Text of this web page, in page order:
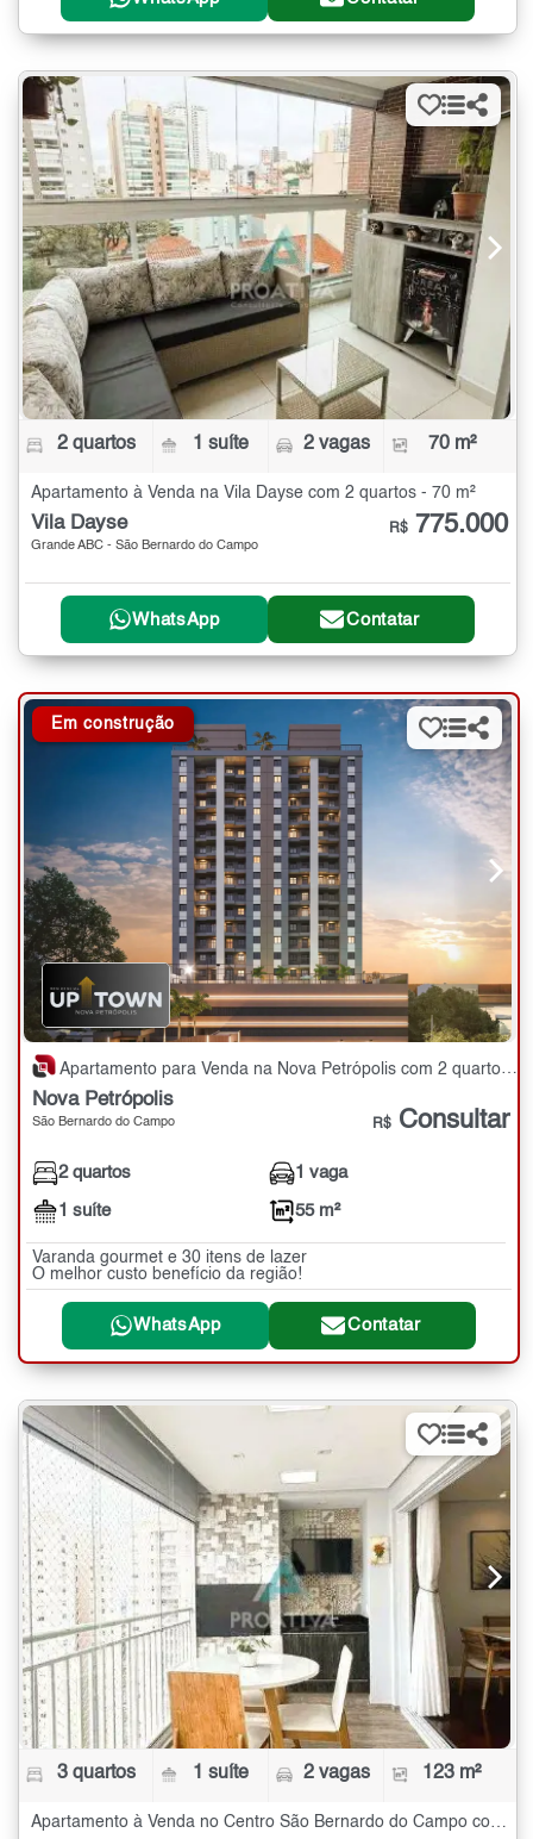
2 quartos 1 suíte 2 vagas 70 m²
Apartamento à Venda na Vila Dayse com 2 quartos - 70 m²
Vila Dayse
Grande ABC - São Bernardo do Campo
R$ 775.000
WhatsApp Contatar
Em construção
Apartamento para Venda na Nova Petrópolis com 2 quartos - 55 m²
Nova Petrópolis
São Bernardo do Campo R$ Consultar
2 quartos
1 suíte
1 vaga
55 m²
Varanda gourmet e 30 itens de lazer
O melhor custo benefício da região!
WhatsApp Contatar
3 quartos 1 suíte 2 vagas 123 m²